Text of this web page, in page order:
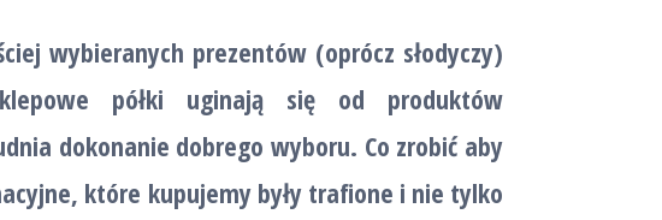
wybieranych prezentów (oprócz słodyczy)
półki uginają się od produktów
dokonanie dobrego wyboru. Co zrobić aby
które kupujemy były trafione i nie tylko